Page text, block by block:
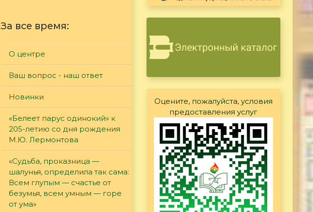
За все время:
О центре
Ваш вопрос - наш ответ
Новинки
«Белеет парус одинокий» к
205-летию со дня рождения
М.Ю. Лермонтова
«Судьба, проказница —
шалунья, определила так сама:
Всем глупым — счастье от
безумья, всем умным — горе
от ума»
Оцените, пожалуйста, условия
предоставления услуг